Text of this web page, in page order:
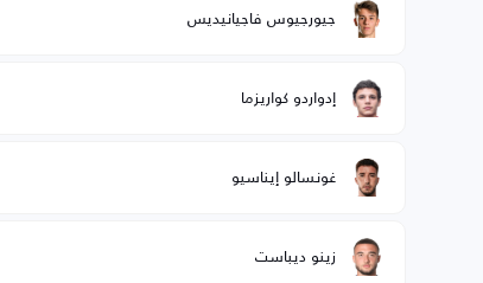
جيورجيوس فاجيانيديس
إدواردو كواريزما
غونسالو إيناسيو
زينو ديباست